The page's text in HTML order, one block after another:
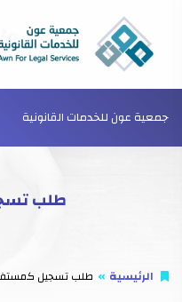
جمعية عون للخدمات القانونية
طلب
الرئيسية طلب تسجيل